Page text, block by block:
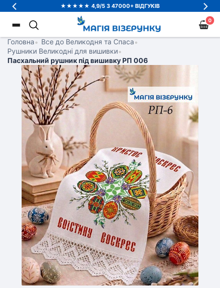
★★★★★ 4,9/5 З 47000+ ВІДГУКІВ
0
Головна• Все до Великодня та Спаса•
Рушники Великодні для вишивки•
Пасхальний рушник під вишивку РП 006